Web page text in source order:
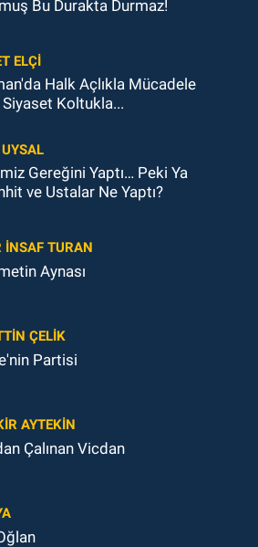
Bu Durakta Durmaz!
ELÇI
Halk Açlıkla Mücadele
Siyaset Koltukla...
Gereğini Yaptı… Peki Ya
ve Ustalar Ne Yaptı?
İNSAF TURAN
Aynası
ÇELİK
Partisi
AYTEKIN
Çalınan Vicdan